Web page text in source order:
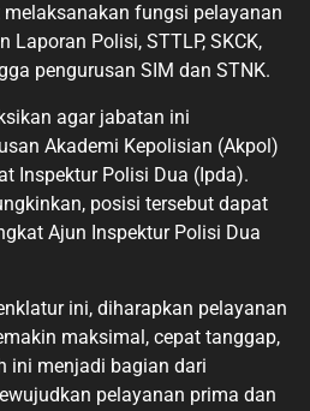
fungsi pelayanan
Laporan Polisi, STTLP, SKCK,
pengurusan SIM dan STNK.
agar jabatan ini
Akademi Kepolisian (Akpol)
Inspektur Polisi Dua (Ipda).
posisi tersebut dapat
Ajun Inspektur Polisi Dua
ini, diharapkan pelayanan
maksimal, cepat tanggap,
ini menjadi bagian dari
pelayanan prima dan